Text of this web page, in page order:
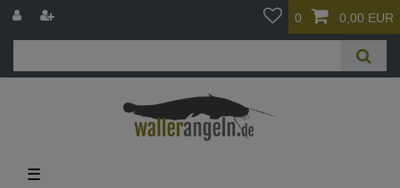
0 0,00 EUR
☰